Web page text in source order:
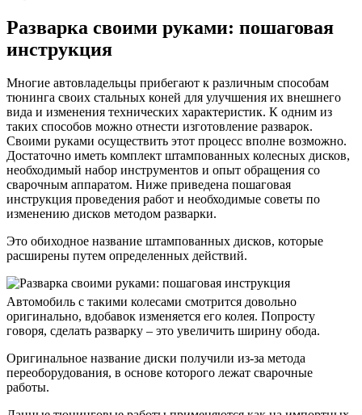
Разварка своими руками: пошаговая
инструкция
Многие автовладельцы прибегают к различным способам
тюнинга своих стальных коней для улучшения их внешнего
вида и изменения технических характеристик. К одним из
таких способов можно отнести изготовление разварок.
Своими руками осуществить этот процесс вполне возможно.
Достаточно иметь комплект штампованных колесных дисков,
необходимый набор инструментов и опыт обращения со
сварочным аппаратом. Ниже приведена пошаговая
инструкция проведения работ и необходимые советы по
изменению дисков методом разварки.
Это обиходное название штампованных дисков, которые
расширены путем определенных действий.
Автомобиль с такими колесами смотрится довольно
оригинально, вдобавок изменяется его колея. Попросту
говоря, сделать разварку – это увеличить ширину обода.
Оригинальное название диски получили из-за метода
переоборудования, в основе которого лежат сварочные
работы.